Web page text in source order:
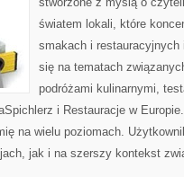
światem lokali, które
smakach i
się na tematach
podróżami kulinarnymi,
i Restauracje w
na wielu poziomach.
jak i na szerszy kontekst